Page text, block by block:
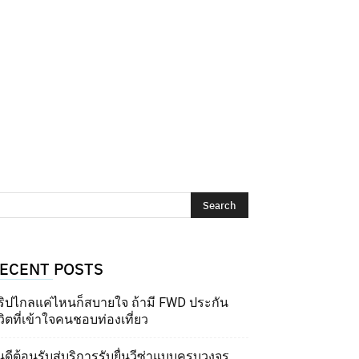
POSTS
ปไกลแค่ไหนก็สบายใจ ถ้ามี FWD ประกัน
ตที่เข้าใจคนชอบท่องเที่ยว